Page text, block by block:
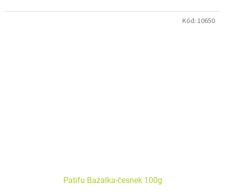
Alergeny uvedeny tučně.
Patifu Bazalka-česnek 100g
Kód: 10650